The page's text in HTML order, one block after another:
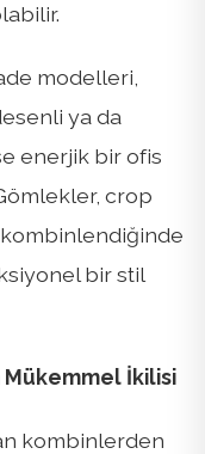
modelleri,
ya da
enerjik bir ofis
crop
bir stil
Mükemmel İkilisi
kombinlerden